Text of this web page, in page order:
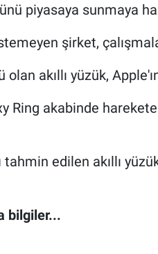
piyasaya sunmaya
şirket,
akıllı yüzük,
Ring akabinde
tahmin edilen akıllı
bilgiler...